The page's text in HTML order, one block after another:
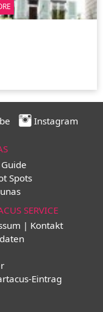
Instagram
Spots
SERVICE
| Kontakt
Eintrag